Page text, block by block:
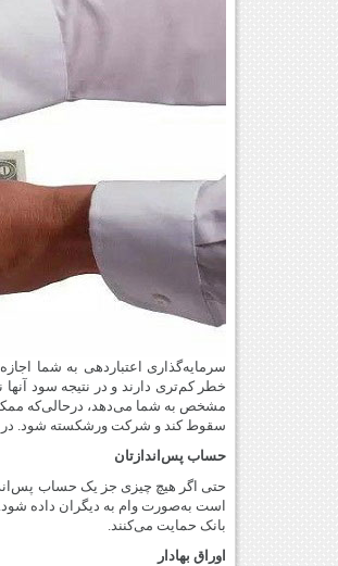
سرمایه‌گذاری اعتبار‌دهی به شما
خطر کم‌تری دارند و در نتیجه سود
مشخص به شما می‌دهد، درحالی‌که
سقوط کند و شرکت ورشکسته شود. در
حساب پس‌اندازتان
حتی اگر هیچ چیزی جز یک حساب
است به‌صورت وام به دیگران داده
بانک حمایت می‌کنند.
اوراق بهادار